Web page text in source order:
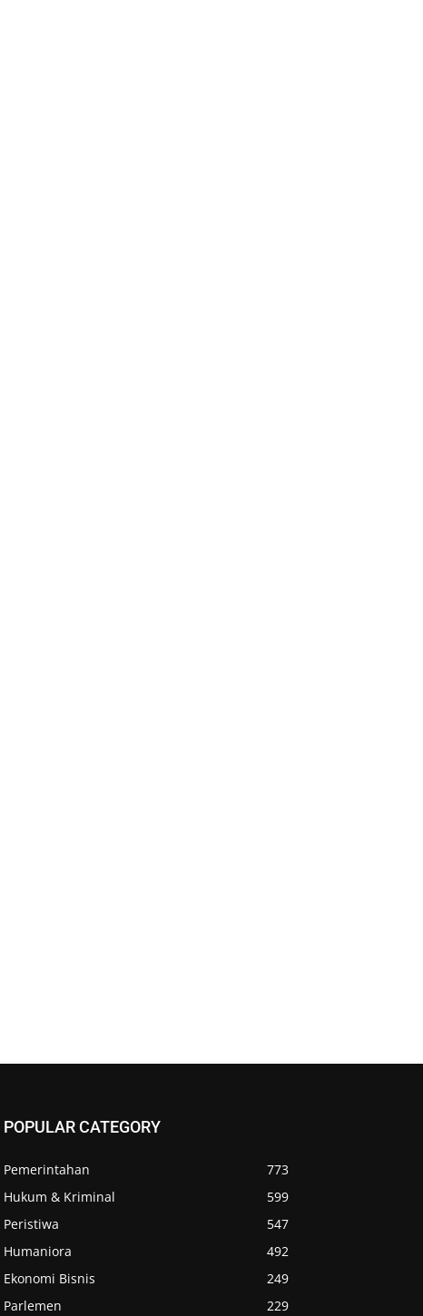
POPULAR CATEGORY
Pemerintahan
773
Hukum & Kriminal
599
Peristiwa
547
Humaniora
492
Ekonomi Bisnis
249
Parlemen
229